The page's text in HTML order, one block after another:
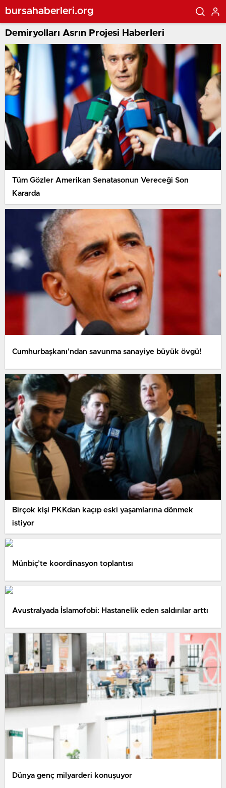
bursahaberleri.org
Demiryolları Asrın Projesi Haberleri
Tüm Gözler Amerikan Senatasonun Vereceği Son
Kararda
Cumhurbaşkanı’ndan savunma sanayiye büyük övgü!
Birçok kişi PKKdan kaçıp eski yaşamlarına dönmek
istiyor
Münbiç’te koordinasyon toplantısı
Avustralyada İslamofobi: Hastanelik eden saldırılar arttı
Dünya genç milyarderi konuşuyor